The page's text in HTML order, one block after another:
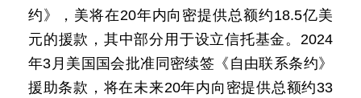
约》，美将在20年内向密提供总额约18.5亿美
元的援款，其中部分用于设立信托基金。2024
年3月美国国会批准同密续签《自由联系条约》
援助条款，将在未来20年内向密提供总额约33